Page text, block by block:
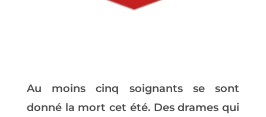
Au moins cinq soignants se sont
donné la mort cet été. Des drames qui